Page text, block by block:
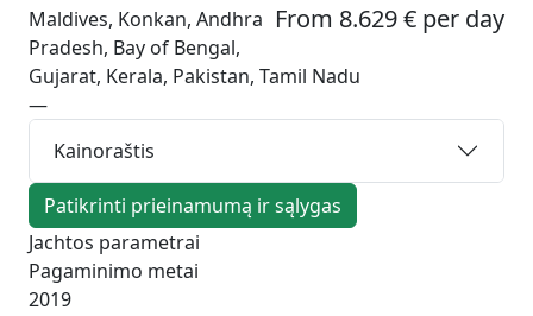
From 8.629 € per day
Maldives, Konkan, Andhra
Pradesh, Bay of Bengal,
Gujarat, Kerala, Pakistan, Tamil Nadu
—
Kainoraštis
Patikrinti prieinamumą ir sąlygas
Jachtos parametrai
Pagaminimo metai
2019